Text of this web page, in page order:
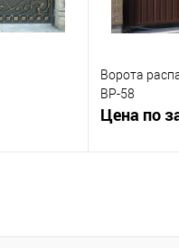
Ворота
ВР-58
Цена по